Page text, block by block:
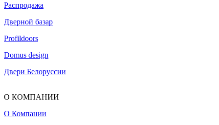
Распродажа
Дверной базар
Profildoors
Domus design
Двери Белоруссии
О КОМПАНИИ
О Компании